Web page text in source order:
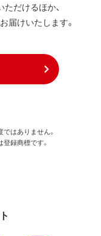
だけるほか、
届けいたします。
はありません。
録商標です。